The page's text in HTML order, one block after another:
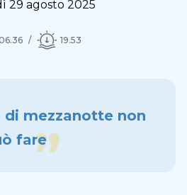
29 agosto 2025
06.36 19.53
di mezzanotte non
fare